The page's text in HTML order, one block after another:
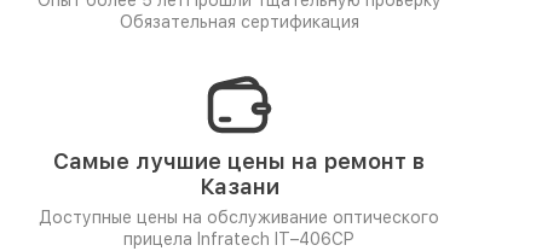
Обязательная сертификация
Самые лучшие цены на ремонт в
Казани
Доступные цены на обслуживание оптического
прицела Infratech IT–406СP